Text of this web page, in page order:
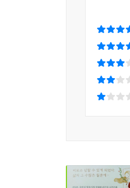
그렇다면 이런
점에 대해 매
들의 정신에서
나 초월성, 온
다는 것이지
분리되는 듯
바람을 피우
마음이구나’
공감을 바탕